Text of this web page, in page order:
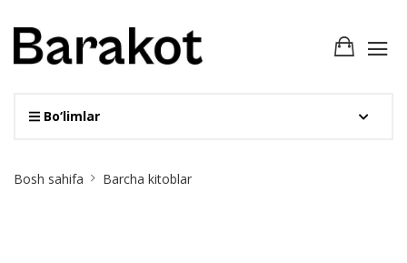
Bo‘limlar
Breadcrumb
Bosh sahifa Barcha kitoblar